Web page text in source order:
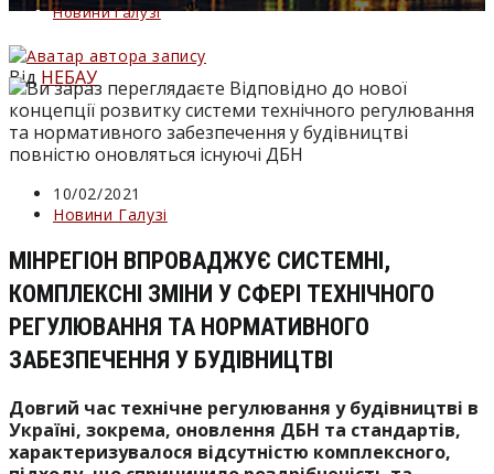
Новини Галузі
Від НЕБАУ
Запис
опубліковано:
10/02/2021
Категорія
Новини Галузі
МІНРЕГІОН ВПРОВАДЖУЄ СИСТЕМНІ,
КОМПЛЕКСНІ ЗМІНИ У СФЕРІ ТЕХНІЧНОГО
РЕГУЛЮВАННЯ ТА НОРМАТИВНОГО
ЗАБЕЗПЕЧЕННЯ У БУДІВНИЦТВІ
Довгий час технічне регулювання у будівництві в
Україні, зокрема, оновлення ДБН та стандартів,
характеризувалося відсутністю комплексного,